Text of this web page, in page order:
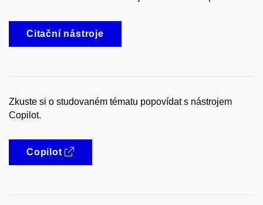
Citační nástroje
Zkuste si o studovaném tématu popovídat s nástrojem
Copilot.
Copilot